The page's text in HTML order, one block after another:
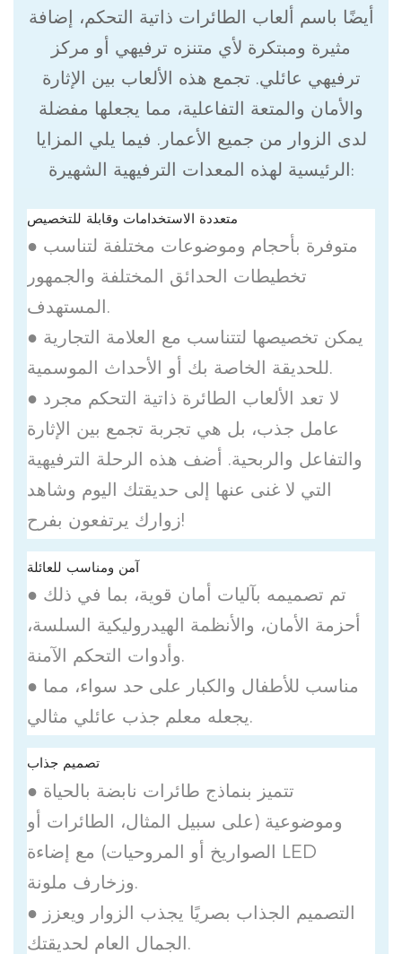
أيضًا باسم ألعاب الطائرات ذاتية التحكم، إضافة
مثيرة ومبتكرة لأي متنزه ترفيهي أو مركز
ترفيهي عائلي. تجمع هذه الألعاب بين الإثارة
والأمان والمتعة التفاعلية، مما يجعلها مفضلة
لدى الزوار من جميع الأعمار. فيما يلي المزايا
الرئيسية لهذه المعدات الترفيهية الشهيرة:
متعددة الاستخدامات وقابلة للتخصيص
● متوفرة بأحجام وموضوعات مختلفة لتناسب
تخطيطات الحدائق المختلفة والجمهور
المستهدف.
● يمكن تخصيصها لتتناسب مع العلامة التجارية
للحديقة الخاصة بك أو الأحداث الموسمية.
● لا تعد الألعاب الطائرة ذاتية التحكم مجرد
عامل جذب، بل هي تجربة تجمع بين الإثارة
والتفاعل والربحية. أضف هذه الرحلة الترفيهية
التي لا غنى عنها إلى حديقتك اليوم وشاهد
زوارك يرتفعون بفرح!
آمن ومناسب للعائلة
● تم تصميمه بآليات أمان قوية، بما في ذلك
أحزمة الأمان، والأنظمة الهيدروليكية السلسة،
وأدوات التحكم الآمنة.
● مناسب للأطفال والكبار على حد سواء، مما
يجعله معلم جذب عائلي مثالي.
تصميم جذاب
● تتميز بنماذج طائرات نابضة بالحياة
وموضوعية (على سبيل المثال، الطائرات أو
الصواريخ أو المروحيات) مع إضاءة LED
وزخارف ملونة.
● التصميم الجذاب بصريًا يجذب الزوار ويعزز
الجمال العام لحديقتك.